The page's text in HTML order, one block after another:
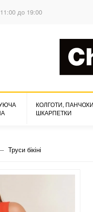
до 19:00
КОЛГОТИ,
ШКАРПЕТКИ
Труси бікіні